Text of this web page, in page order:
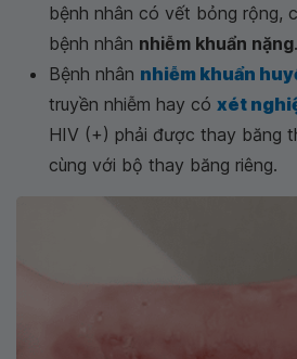
bệnh nhân có vết bỏng rộng,
bệnh nhân nhiễm khuẩn nặng.
Bệnh nhân nhiễm khuẩn
truyền nhiễm hay có xét
HIV (+) phải được thay băng
cùng với bộ thay băng riêng.